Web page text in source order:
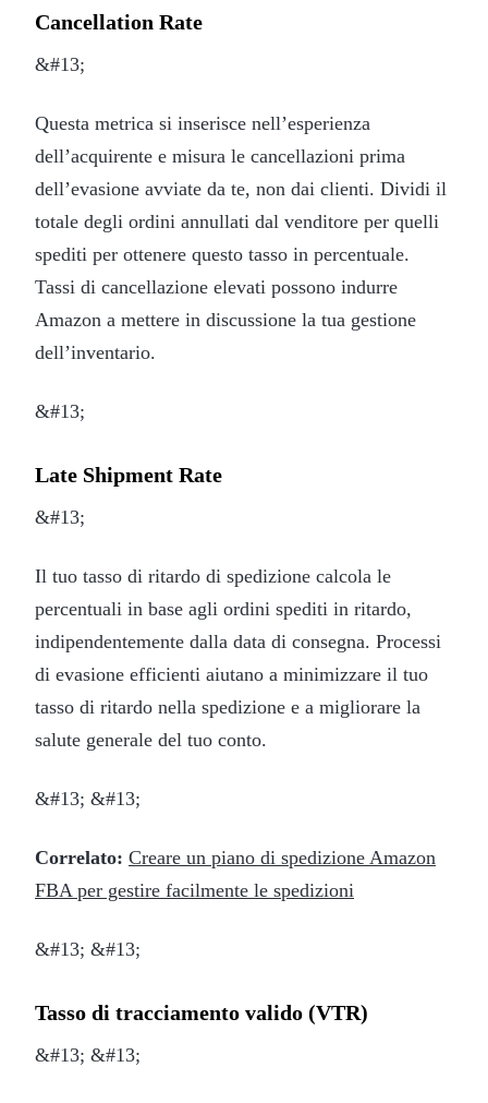
Cancellation Rate
&#13;
Questa metrica si inserisce nell’esperienza
dell’acquirente e misura le cancellazioni prima
dell’evasione avviate da te, non dai clienti. Dividi il
totale degli ordini annullati dal venditore per quelli
spediti per ottenere questo tasso in percentuale.
Tassi di cancellazione elevati possono indurre
Amazon a mettere in discussione la tua gestione
dell’inventario.
&#13;
Late Shipment Rate
&#13;
Il tuo tasso di ritardo di spedizione calcola le
percentuali in base agli ordini spediti in ritardo,
indipendentemente dalla data di consegna. Processi
di evasione efficienti aiutano a minimizzare il tuo
tasso di ritardo nella spedizione e a migliorare la
salute generale del tuo conto.
&#13; &#13;
Correlato: Creare un piano di spedizione Amazon
FBA per gestire facilmente le spedizioni
&#13; &#13;
Tasso di tracciamento valido (VTR)
&#13; &#13;